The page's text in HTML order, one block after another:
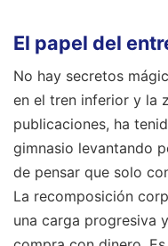
El papel del
No hay secretos
en el tren inferior y la
publicaciones, ha
gimnasio levantando
de pensar que solo
La recomposición
una carga progresiva